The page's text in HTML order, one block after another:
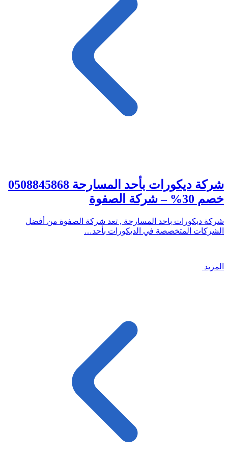
شركة ديكورات بأحد المسارحة 0508845868
خصم 30% – شركة الصفوة
شركة ديكورات باحد المسارحة , تعد شركة الصفوة من أفضل
الشركات المتخصصة في الديكورات بأحد…
المزيد